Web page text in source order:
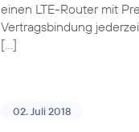
einen LTE-Router mit
Vertragsbindung
[…]
02. Juli 2018